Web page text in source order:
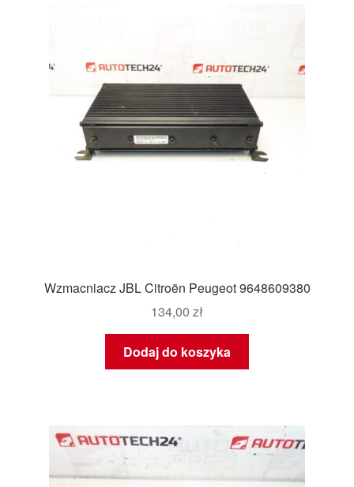
Wzmacniacz JBL Citroën Peugeot 9648609380
134,00 zł
Dodaj do koszyka